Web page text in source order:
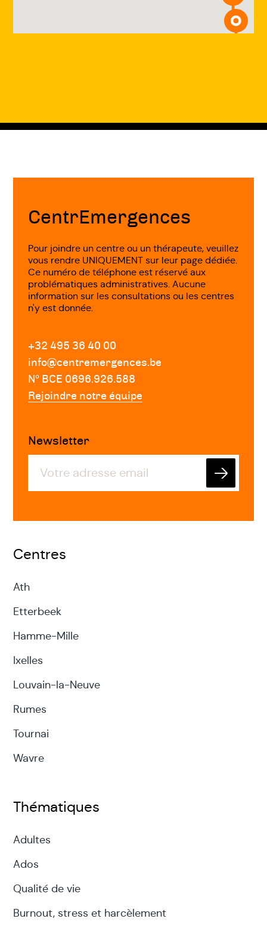
Fin
CentrEmergences
Pour joindre un centre ou un thérapeute, veuillez
vous rendre UNIQUEMENT sur leur page dédiée.
Ce numéro de téléphone est réservé aux
problématiques administratives. Aucune
information sur les consultations ou les centres
n'y est donnée.
+32 495 36 40 00
info@centremergences.be
Nº BCE 0696.926.588
Rejoindre notre équipe
Newsletter
Centres
Ath
Etterbeek
Hamme-Mille
Ixelles
Louvain-la-Neuve
Rumes
Tournai
Wavre
Thématiques
Adultes
Ados
Qualité de vie
Burnout, stress et harcèlement